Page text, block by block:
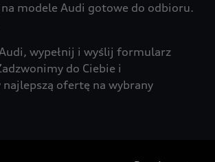
na modele Audi gotowe do odbioru.
wypełnij i wyślij formularz
do Ciebie i
ofertę na wybrany